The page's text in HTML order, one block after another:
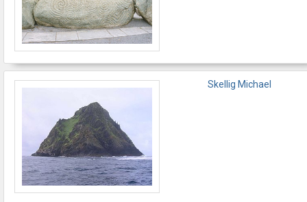
Skellig Michael